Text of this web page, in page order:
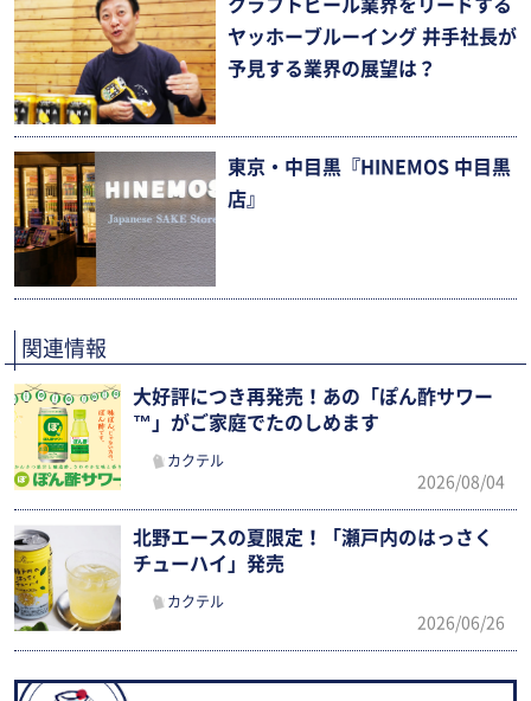
クラフトビール業界をリードする
ヤッホーブルーイング 井手社長が
予見する業界の展望は？
東京・中目黒『HINEMOS 中目黒
店』
関連情報
大好評につき再発売！あの「ぽん酢サワー
™」がご家庭でたのしめます
カクテル
2026/08/04
北野エースの夏限定！「瀬戸内のはっさく
チューハイ」発売
カクテル
2026/06/26